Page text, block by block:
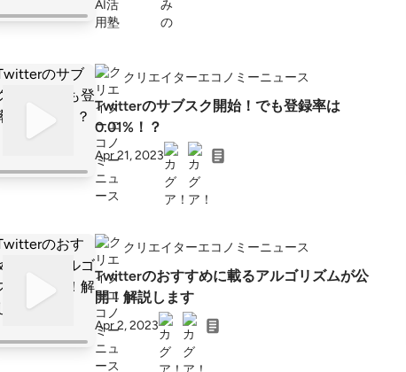
クリエイターエコノミーニュース
Twitterのサブスク開始！でも登録率は
0.01%！？
Apr 21, 2023
クリエイターエコノミーニュース
Twitterのおすすめに載るアルゴリズムが公
開！解説します
Apr 2, 2023